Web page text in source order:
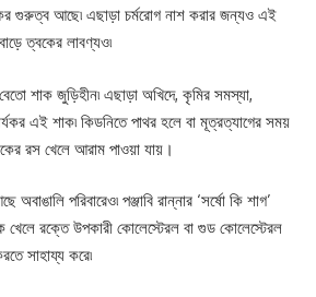
গুরুত্ব আছে৷ এছাড়া চর্মরোগ নাশ করার জন্যও এই
ত্বকের লাবণ্যও৷
শাক জুড়িহীন৷ এছাড়া অখিদে, কৃমির সমস্যা,
এই শাক৷ কিডনিতে পাথর হলে বা মূত্রত্যাগের সময়
রস খেলে আরাম পাওয়া যায়।
পরিবারেও৷ পঞ্জাবি রান্নার ‘সর্ষো কি শাগ’
রক্তে উপকারী কোলেস্টেরল বা গুড কোলেস্টেরল
সাহায্য করে৷